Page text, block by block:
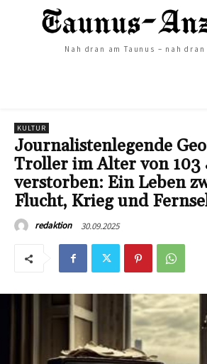
Nah dran am Taunus – nah dran
KULTUR
Journalistenlegende
Troller im Alter von 103
verstorben: Ein Leben
Flucht, Krieg und
redaktion 30.09.2025